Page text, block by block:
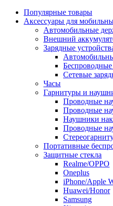
Популярные товары
Аксессуары для
Автомобильные
Внешний
Зарядные
Беспроводные
Сетевые
Часы
Гарнитуры и
Проводные
Проводные
Наушники
Проводные
Портативные
Защитные стекла
Realme/OPPO
Oneplus
iPhone/Apple
Huawei/Honor
Samsung